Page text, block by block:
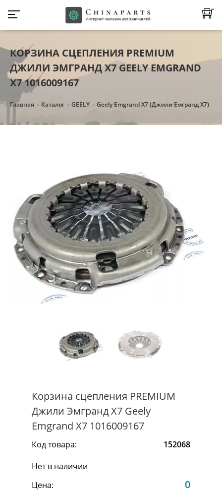
КОРЗИНА СЦЕПЛЕНИЯ PREMIUM
ДЖИЛИ ЭМГРАНД Х7 GEELY EMGRAND
X7 1016009167
Главная Каталог GEELY Geely Emgrand X7 (Джили Емгранд Х7)
Корзина сцепления PREMIUM
Джили Эмгранд Х7 Geely
Emgrand X7 1016009167
Код товара:
152068
Нет в наличии
Цена:
0